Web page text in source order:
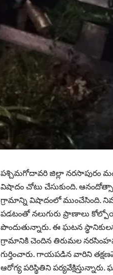
పశ్చిమగోదావరి జిల్లా నరసాపురం
విషాదం చోటు చేసుకుంది.
గ్రామాన్ని విషాదంలో ముంచేసింది.
పడటంతో నలుగురు ప్రాణాలు
పొందుతున్నారు. ఈ ఘటన
గ్రామానికి చెందిన తిరుమల
గుర్తించారు. గాయపడిన వారిని
ఆరోగ్య పరిస్థితిని